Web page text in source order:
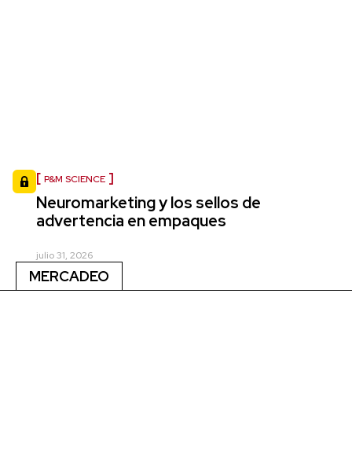
P&M SCIENCE
Neuromarketing y los sellos de
advertencia en empaques
julio 31, 2026
MERCADEO